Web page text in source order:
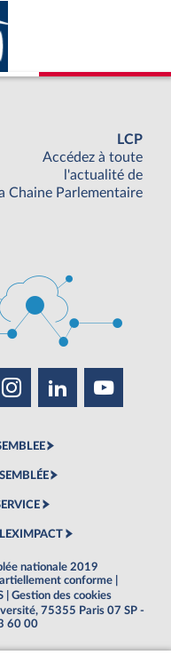
LCP
Accédez à toute
l'actualité de
Chaine Parlementaire
nationale 2019
conforme
Gestion des cookies
75355 Paris 07 SP -
60 00